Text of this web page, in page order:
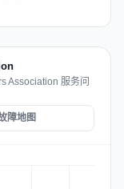
Association 服务问
障地图